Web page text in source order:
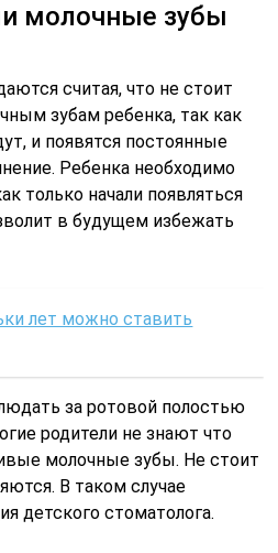
молочные зубы
считая, что не стоит
зубам ребенка, так как
и появятся постоянные
Ребенка необходимо
только начали появляться
в будущем избежать
лет можно ставить
за ротовой полостью
родители не знают что
молочные зубы. Не стоит
В таком случае
детского стоматолога.